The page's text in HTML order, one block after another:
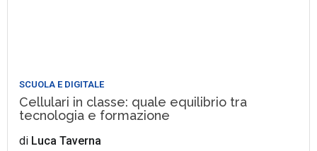
SCUOLA E DIGITALE
Cellulari in classe: quale equilibrio tra
tecnologia e formazione
di Luca Taverna